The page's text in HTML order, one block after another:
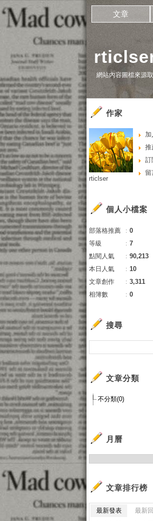
網站內容圖檔來源
文章
作家
推
訂
rticlser
個人小檔案
部落格推薦 ： 0
等級
： 7
點閱人氣
： 90,213
本日人氣
： 10
文章創作
： 3,311
相簿數
： 0
搜尋
文章分類
不分類(0)
月曆
文章排行榜
最新發表 最新